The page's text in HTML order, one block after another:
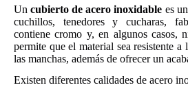
Uncubierto de acero inoxidable es
cuchillos, tenedores y cucharas,
contiene cromo y, en algunos casos,
permite que el material sea resistente
las manchas, además de ofrecer un
Existen diferentes calidades de acero